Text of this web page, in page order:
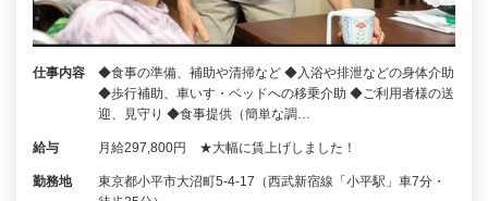
仕事内容
◆食事の準備、補助や清掃など ◆入浴や排泄などの身体介助
◆歩行補助、車いす・ベッドへの移乗介助 ◆ご利用者様の送
迎、見守り ◆食事提供（簡単な調…
給与 月給297,800円 ★大幅に賃上げしました！
勤務地
東京都小平市大沼町5-4-17（西武新宿線「小平駅」車7分・